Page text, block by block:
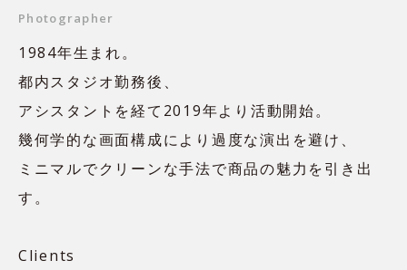
Photographer
1984年生まれ。
都内スタジオ勤務後、
アシスタントを経て2019年より活動開始。
幾何学的な画面構成により過度な演出を避け、
ミニマルでクリーンな手法で商品の魅力を引き出
す。
Clients